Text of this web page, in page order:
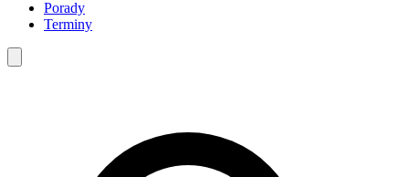
Porady
Terminy